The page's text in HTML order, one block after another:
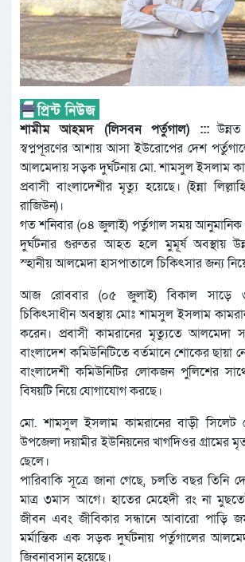
শামীম আহমদ (লিসবন পর্তুগাল) :::উন্নত
স্বপ্নপূরণের আশায় আসা ইউরোপের দেশ
আলমেদায় সড়ক দুর্ঘটনায় মো. শামসুল ইসলাম
প্রবাসী বাংলাদেশীর মৃত্যু হয়েছে। (ইন্না
রাজিউন)।
গত শনিবার (০৪ জুলাই) পর্তুগাল সময়
দুর্ঘটনার গুরুতর আহত হলে মুমূর্ষ অবস্থায়
স্হানীয় আলমেদা হাসপাতালে চিকিৎসার জন্য
আজ রোববার (০৫ জুলাই) বিকাল সাড়ে
চিকিৎসাধীন অবস্থায় মোঃ শামসুল ইসলাম
করেন। প্রবাসী কামরানের মৃত্যুতে আলমেদা
বাংলাদেশ কমিউনিটিতে বর্তমানে শোকের ছায়া
বাংলাদেশী কমিউনিটির লোকজন পুলিশের
বিষয়টি নিয়ে যোগাযোগ করছে।
মো. শামসুল ইসলাম কামরানের বাড়ী সিলেট
উপজেলা দয়ামীর ইউনিয়নের খাগদিওর
ছেলে।
পারিবাকি সূত্রে জানা গেছে, চলতি বছর তিনি
মাত্র ৩মাস আগে। হাতের মেহেদী রং না
জীবন এবং জীবিকার সন্ধানে আবারো পাড়ি
মর্মান্তিক এক সড়ক দুর্ঘটনায় পর্তুগালের
জিবনাবসান হয়েছে।